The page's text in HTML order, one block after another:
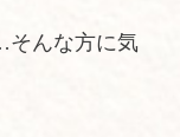
そんな方に気